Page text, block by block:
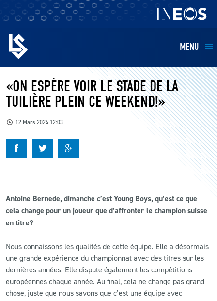
MENU
EQUIPES
BILLETTERIE
KIDS
RESTAURATION
CONTACT
ACTUALITÉS
«ON ESPÈRE VOIR LE STADE DE LA
TUILIÈRE PLEIN CE WEEKEND!»
12 Mars 2024 12:03
Antoine Bernede, dimanche c’est Young Boys, qu’est ce que
cela change pour un joueur que d’affronter le champion suisse
en titre?
Nous connaissons les qualités de cette équipe. Elle a désormais
une grande expérience du championnat avec des titres sur les
dernières années. Elle dispute également les compétitions
européennes chaque année. Au final, cela ne change pas grand
chose, juste que nous savons que c’est une équipe avec